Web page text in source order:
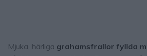
Mjuka, härliga grahamsfrallor fyllda